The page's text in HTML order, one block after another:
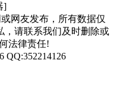
]
网友发布，所有数据仅
，请联系我们及时删除或
法律责任!
QQ:352214126